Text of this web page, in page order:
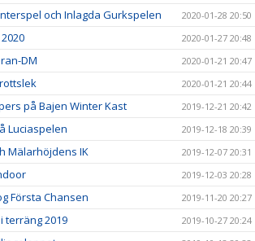
och Inlagda Gurkspelen 2020-01-28 20:50
2020-01-27 20:48
DM 2020-01-21 20:47
2020-01-21 20:44
på Bajen Winter Kast 2019-12-21 20:42
Luciaspelen 2019-12-18 20:39
Mälarhöjdens IK 2019-12-07 20:31
2019-12-03 20:28
Första Chansen 2019-11-20 20:27
terräng 2019 2019-10-27 20:24